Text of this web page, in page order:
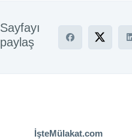
Sayfayı
paylaş
İşteMülakat.com